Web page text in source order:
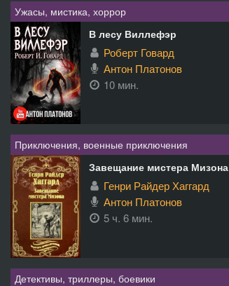
Ужасы, мистика, хоррор
В лесу Виллефэр
Роберт Говард
Антон Платонов
10 мин.
Приключения, военные приключения
Завещание мистера Мизона
Генри Райдер Хаггард
Антон Платонов
5 ч. 6 мин.
Детективы, триллеры, боевики